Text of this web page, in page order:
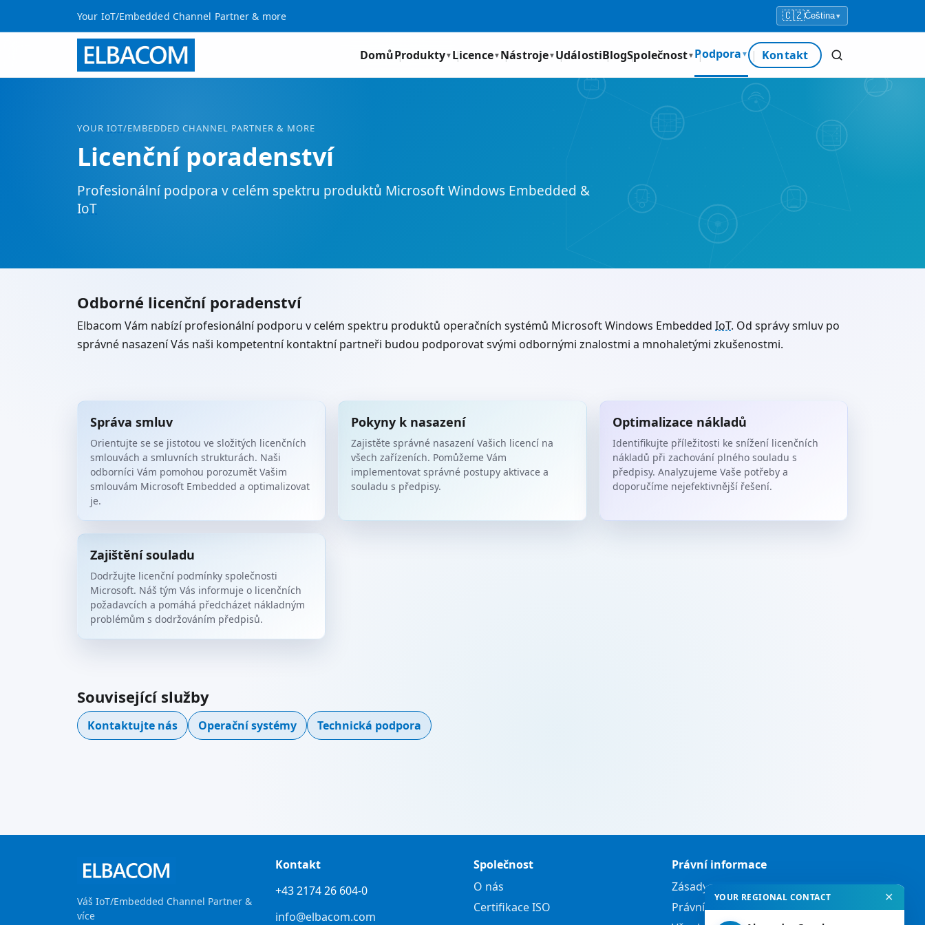
Your IoT/Embedded Channel Partner & more 🇨🇿Čeština▾
DomůProdukty▼ Licence▼ Nástroje▼ UdálostiBlogSpolečnost▼ Podpora ▼ Kontakt
YOUR IOT/EMBEDDED CHANNEL PARTNER & MORE
Licenční poradenství
Profesionální podpora v celém spektru produktů Microsoft Windows Embedded &
IoT
Odborné licenční poradenství
Elbacom Vám nabízí profesionální podporu v celém spektru produktů operačních systémů Microsoft Windows Embedded IoT. Od správy smluv po
správné nasazení Vás naši kompetentní kontaktní partneři budou podporovat svými odbornými znalostmi a mnohaletými zkušenostmi.
Správa smluv
Orientujte se se jistotou ve složitých licenčních
smlouvách a smluvních strukturách. Naši
odborníci Vám pomohou porozumět Vašim
smlouvám Microsoft Embedded a optimalizovat
je.
Pokyny k nasazení
Zajistěte správné nasazení Vašich licencí na
všech zařízeních. Pomůžeme Vám
implementovat správné postupy aktivace a
souladu s předpisy.
Optimalizace nákladů
Identifikujte příležitosti ke snížení licenčních
nákladů při zachování plného souladu s
předpisy. Analyzujeme Vaše potřeby a
doporučíme nejefektivnější řešení.
Zajištění souladu
Dodržujte licenční podmínky společnosti
Microsoft. Náš tým Vás informuje o licenčních
požadavcích a pomáhá předcházet nákladným
problémům s dodržováním předpisů.
Související služby
Kontaktujte nás Operační systémy Technická podpora
Váš IoT/Embedded Channel Partner &
více
Kontakt
+43 2174 26 604-0
info@elbacom.com
Společnost
O nás
Certifikace ISO
Právní informace
Zásady ochrany osobních údajů
Právní informace
YOUR REGIONAL CONTACT ✕